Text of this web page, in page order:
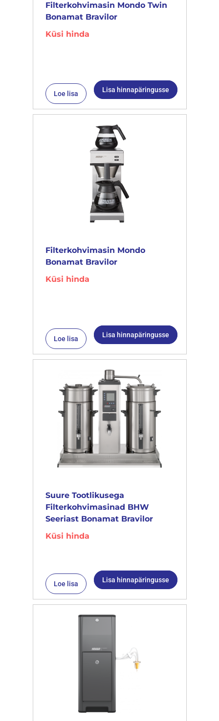
Filterkohvimasin Mondo Twin
Bonamat Bravilor
Küsi hinda
Loe lisa Lisa hinnapäringusse
Filterkohvimasin Mondo
Bonamat Bravilor
Küsi hinda
Loe lisa Lisa hinnapäringusse
Suure Tootlikusega
Filterkohvimasinad BHW
Seeriast Bonamat Bravilor
Küsi hinda
Loe lisa Lisa hinnapäringusse